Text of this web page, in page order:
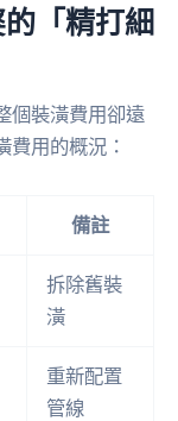
「精打細
個裝潢費用卻遠
費用的概況：
備註
拆除舊裝
潢
重新配置
管線